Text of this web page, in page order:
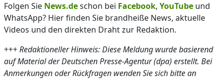
Folgen Sie News.deschon bei Facebook, YouTube und
WhatsApp? Hier finden Sie brandheiße News, aktuelle
Videos und den direkten Draht zur Redaktion.
+++Redaktioneller Hinweis: Diese Meldung wurde basierend
auf Material der Deutschen Presse-Agentur (dpa) erstellt. Bei
Anmerkungen oder Rückfragen wenden Sie sich bitte an